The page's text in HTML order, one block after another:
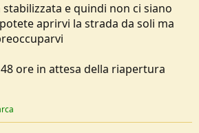
stabilizzata e quindi non ci siano
aprirvi la strada da soli ma
ore in attesa della riapertura